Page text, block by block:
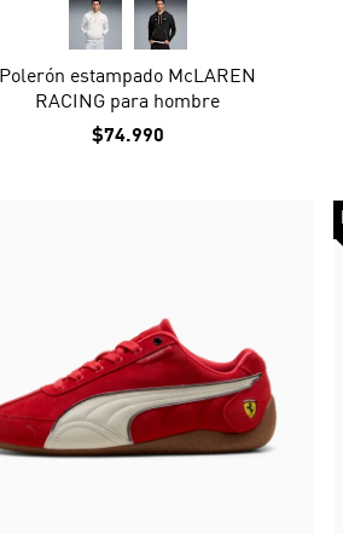
Polerón estampado McLAREN
RACING para hombre
$74.990